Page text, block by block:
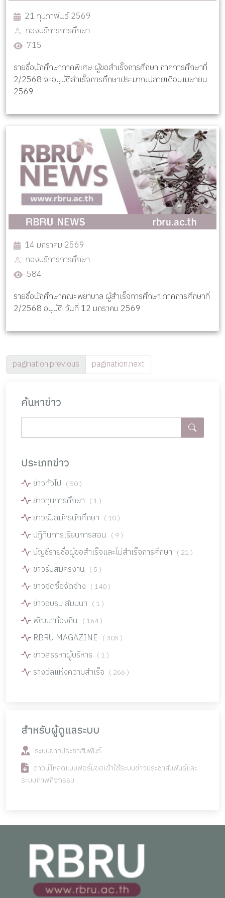
21 กุมภาพันธ์ 2569
กองบริการการศึกษา
715
รายชื่อนักศึกษาภาคพิเศษ ผู้ขอสำเร็จการศึกษา ภาคการศึกษาที่
2/2568 จะอนุมัติสำเร็จการศึกษาประมาณปลายเดือนเมษายน
2569
14 มกราคม 2569
กองบริการการศึกษา
584
รายชื่อนักศึกษาคณะพยาบาล ผู้สำเร็จการศึกษา ภาคการศึกษาที่
2/2568 อนุมัติ วันที่ 12 มกราคม 2569
pagination.previous pagination.next
ค้นหาข่าว
ประเภทข่าว
ข่าวทั่วไป ( 50 )
ข่าวทุนการศึกษา ( 1 )
ข่าวรับสมัครนักศึกษา ( 10 )
ปฏิทินการเรียนการสอน ( 9 )
บัญชีรายชื่อผู้ขอสำเร็จและไม่สำเร็จการศึกษา ( 21 )
ข่าวรับสมัครงาน ( 5 )
ข่าวจัดซื้อจัดจ้าง ( 140 )
ข่าวอบรม สัมมนา ( 1 )
พัฒนาท้องถิ่น ( 164 )
RBRU MAGAZINE ( 305 )
ข่าวสรรหาผู้บริหาร ( 1 )
รางวัลแห่งความสำเร็จ ( 266 )
สำหรับผู้ดูแลระบบ
ระบบข่าวประชาสัมพันธ์
ดาวน์โหลดแบบฟอร์มขอเข้าใช้ระบบข่าวประชาสัมพันธ์และ
ระบบภาพกิจกรรม